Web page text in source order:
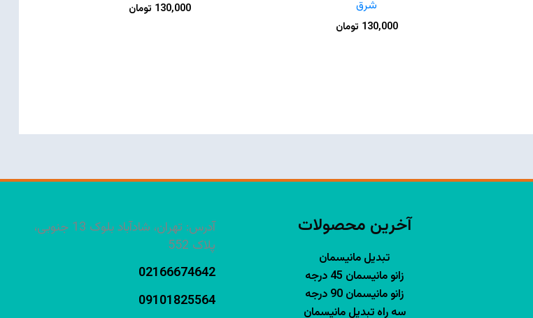
شرق
130,000 تومان
130,000 تومان
آخرین محصولات
تبدیل مانیسمان
زانو مانیسمان 45 درجه
زانو مانیسمان 90 درجه
سه راه تبدیل مانیسمان
آدرس: تهران، شادآباد بلوک 13 جنوبی،
پلاک 552
02166674642
09101825564